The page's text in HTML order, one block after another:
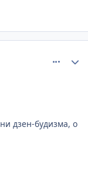
дзен-будизма, о